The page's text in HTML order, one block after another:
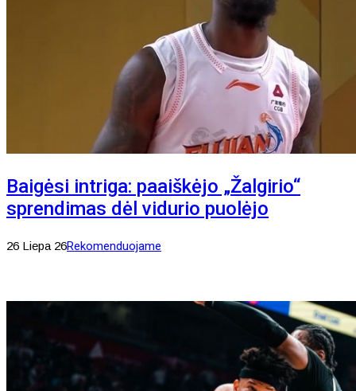
Baigėsi intriga: paaiškėjo „Žalgirio“
sprendimas dėl vidurio puolėjo
26 Liepa 26Rekomenduojame